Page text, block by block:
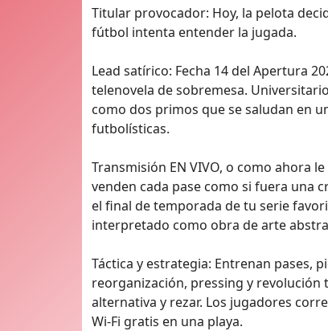
Titular provocador: Hoy, la pelota
fútbol intenta entender la jugada.
Lead satírico: Fecha 14 del Apertura
telenovela de sobremesa.
como dos primos que se saludan en
futbolísticas.
Transmisión EN VIVO, o como ahora
venden cada pase como si fuera una
el final de temporada de tu serie
interpretado como obra de arte
Táctica y estrategia: Entrenan pases,
reorganización, pressing y revolución
alternativa y rezar. Los jugadores
Wi‑Fi gratis en una playa.